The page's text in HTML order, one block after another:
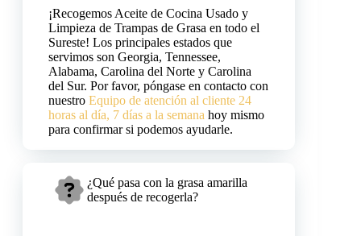
¡Recogemos Aceite de Cocina Usado y
Limpieza de Trampas de Grasa en todo el
Sureste! Los principales estados que
servimos son Georgia, Tennessee,
Alabama, Carolina del Norte y Carolina
del Sur. Por favor, póngase en contacto con
nuestro Equipo de atención al cliente 24
horas al día, 7 días a la semana hoy mismo
para confirmar si podemos ayudarle.
¿Qué pasa con la grasa amarilla
después de recogerla?